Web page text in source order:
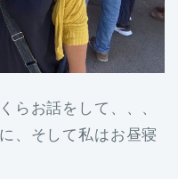
らお話をして、、、
、そして私はお昼寝